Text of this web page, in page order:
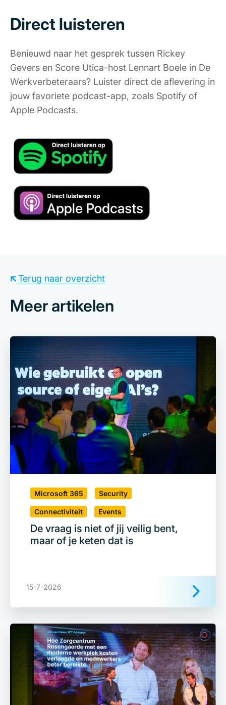
Direct luisteren
Benieuwd naar het gesprek tussen Rickey
Gevers en Score Utica-host Lennart Boele in De
Werkverbeteraars? Luister direct de aflevering in
jouw favoriete podcast-app, zoals Spotify of
Apple Podcasts.
Meer artikelen
Microsoft 365 Security
Connectiviteit Events
De vraag is niet of jij veilig bent,
maar of je keten dat is
15-7-2026
Terug naar overzicht